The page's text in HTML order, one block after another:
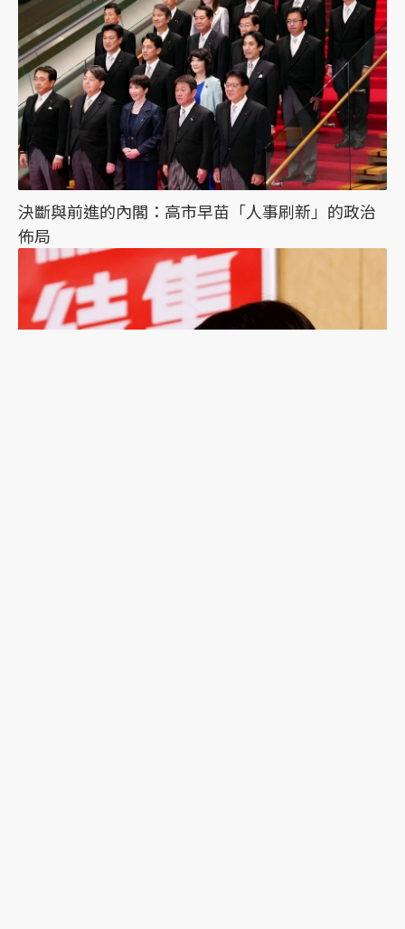
決斷與前進的內閣：高市早苗「人事刷新」的政治
佈局